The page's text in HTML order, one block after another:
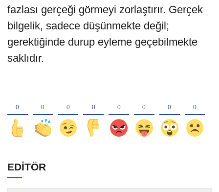
fazlası gerçeği görmeyi zorlaştırır. Gerçek
bilgelik, sadece düşünmekte değil;
gerektiğinde durup eyleme geçebilmekte
saklıdır.
EDİTÖR